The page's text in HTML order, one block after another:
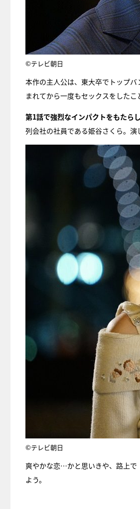
©テレビ朝日
本作の主人公は、東大卒でトップ
まれてから一度もセックスをしたこ
第1話で強烈なインパクトをもたら
列会社の社員である姫谷さくら。演
©テレビ朝日
爽やかな恋…かと思いきや、路上で
よう。